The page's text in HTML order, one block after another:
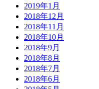
2019年1月
2018年12月
2018年11月
2018年10月
2018年9月
2018年8月
2018年7月
2018年6月